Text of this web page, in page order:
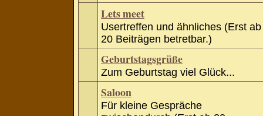
Lets meet
Usertreffen und ähnliches (Erst ab
20 Beiträgen betretbar.)
Geburtstagsgrüße
Zum Geburtstag viel Glück...
Saloon
Für kleine Gespräche